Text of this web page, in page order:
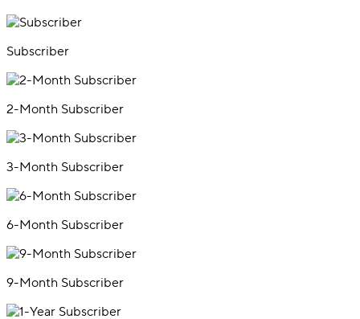
Subscriber
2-Month Subscriber
3-Month Subscriber
6-Month Subscriber
9-Month Subscriber